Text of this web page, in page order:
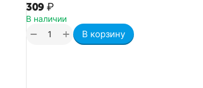
‍309‍₽
В наличии
+
− В корзину